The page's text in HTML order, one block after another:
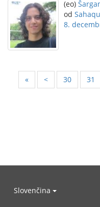
(eo)
od
8.
« < 30 31
Slovenčina